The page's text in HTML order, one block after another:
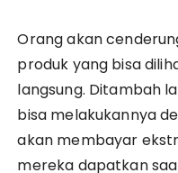
Orang akan
produk yang bisa
langsung. Ditambah
bisa melakukannya
akan membayar
mereka dapatkan